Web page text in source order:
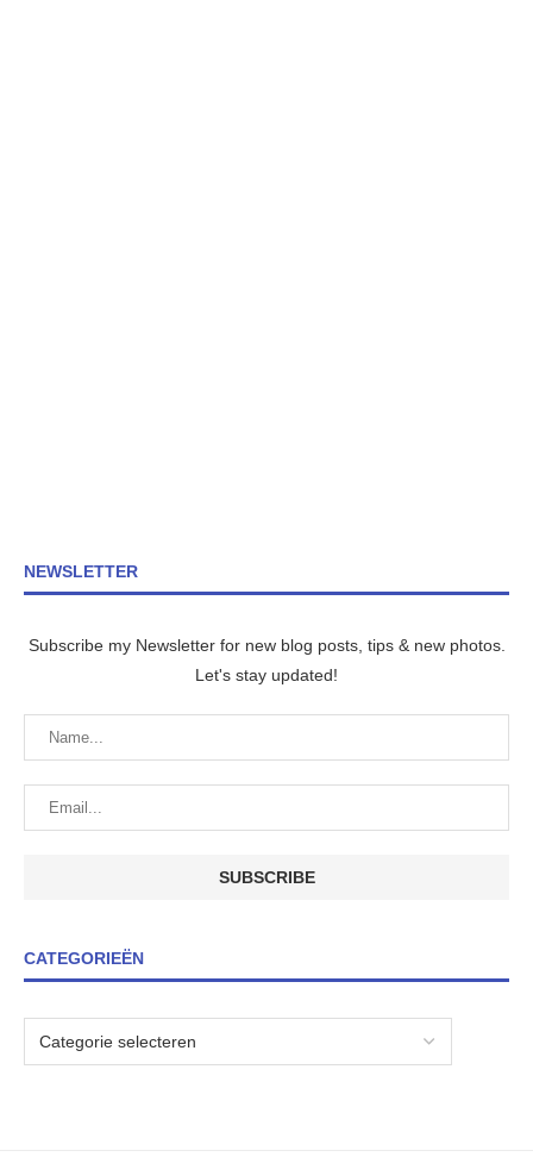
NEWSLETTER
Subscribe my Newsletter for new blog posts, tips & new photos.
Let's stay updated!
CATEGORIEËN